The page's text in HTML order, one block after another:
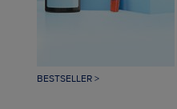
BESTSELLER >